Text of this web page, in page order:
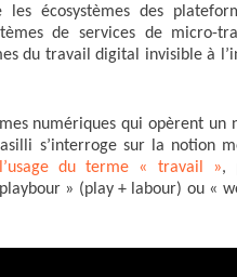
les écosystèmes des
de services de micro-
du travail digital invisible à
numériques qui opèrent un
s’interroge sur la notion
du terme « travail »,
» (play + labour) ou «